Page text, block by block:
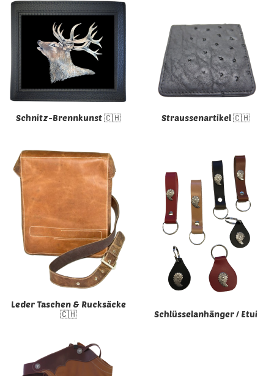
Schnitz-Brennkunst 🇨🇭 Straussenartikel 🇨🇭
Leder Taschen & Rucksäcke
🇨🇭
Schlüsselanhänger / Etui